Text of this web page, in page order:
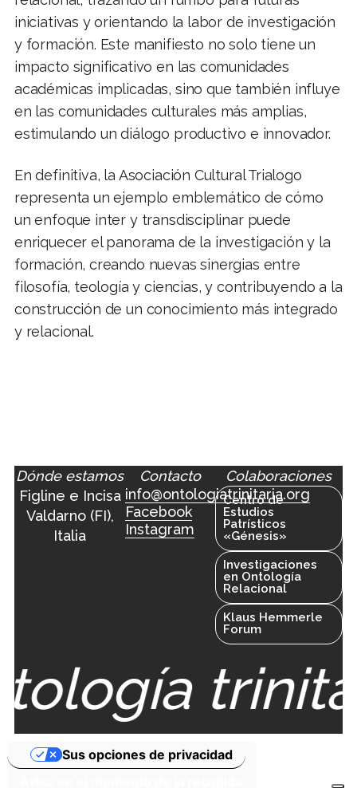
iniciativas y orientando la labor de investigación
y formación. Este manifiesto no solo tiene un
impacto significativo en las comunidades
académicas implicadas, sino que también influye
en las comunidades culturales más amplias,
estimulando un diálogo productivo e innovador.
En definitiva, la Asociación Cultural Trialogo
representa un ejemplo emblemático de cómo
un enfoque inter y transdisciplinar puede
enriquecer el panorama de la investigación y la
formación, creando nuevas sinergias entre
filosofía, teología y ciencias, y contribuyendo a la
construcción de un conocimiento más integrado
y relacional.
Dónde estamos
Figline e Incisa
Valdarno (FI),
Italia
Contacto
info@ontologiatrinitaria.org
Facebook
Instagram
Colaboraciones
Centro de
Estudios
Patrísticos
«Génesis»
Investigaciones
en Ontología
Relacional
Klaus Hemmerle
Forum
Sus opciones de privacidad